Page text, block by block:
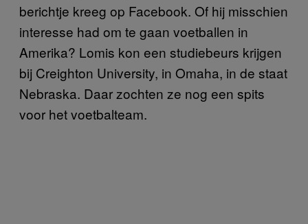
berichtje kreeg op Facebook. Of hij misschien
interesse had om te gaan voetballen in
Amerika? Lomis kon een studiebeurs krijgen
bij Creighton University, in Omaha, in de staat
Nebraska. Daar zochten ze nog een spits
voor het voetbalteam.